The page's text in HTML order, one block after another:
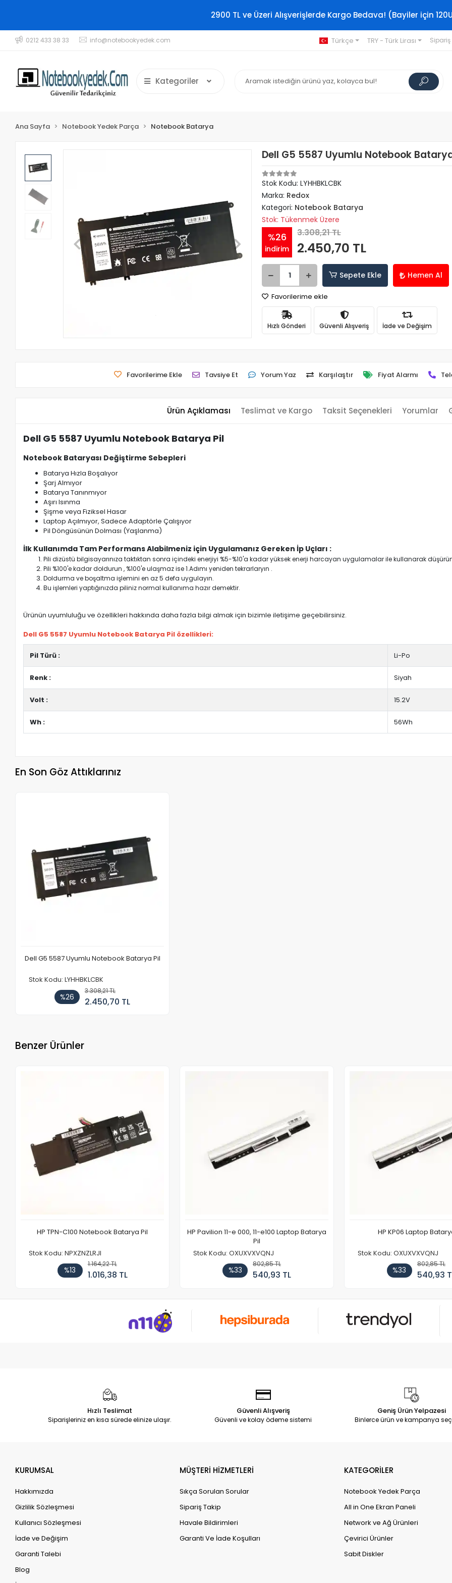
2900 TL ve Üzeri Alışverişlerde Kargo Bedava! (Bayiler için
0212 433 38 33 info@notebookyedek.com Türkçe TRY - Türk Lirası
Kategoriler
Ana Sayfa Notebook Yedek Parça Notebook Batarya
Dell G5 5587 Uyumlu Notebook
Stok Kodu: LYHHBKLCBK
Marka: Redox
Kategori: Notebook Batarya
Stok: Tükenmek Üzere
%26
indirim
3.308,21 TL
2.450,70 TL
Sepete Ekle Hemen Al
Favorilerime ekle
Hızlı Gönderi Güvenli Alışveriş İade ve Değişim
Favorilerime Ekle Tavsiye Et Yorum Yaz Karşılaştır Fiyat Alarmı
Ürün Açıklaması Teslimat ve Kargo Taksit Seçenekleri Yorumlar
Dell G5 5587 Uyumlu Notebook Batarya Pil
Notebook Bataryası Değiştirme Sebepleri
Batarya Hızla Boşalıyor
Şarj Almıyor
Batarya Tanınmıyor
Aşırı Isınma
Şişme veya Fiziksel Hasar
Laptop Açılmıyor, Sadece Adaptörle Çalışıyor
Pil Döngüsünün Dolması (Yaşlanma)
İlk Kullanımda Tam Performans Alabilmeniz için Uygulamanız Gereken İp Uçları :
Pili dizüstü bilgisayarınıza taktıktan sonra içindeki enerjiyi %5-%10'a kadar yüksek enerji harcayan uygulamalar ile kullanarak
Pili %100'e kadar doldurun , %100'e ulaşmaz ise 1.Adımı yeniden tekrarlaryın .
Doldurma ve boşaltma işlemini en az 5 defa uygulayın.
Bu işlemleri yaptığınızda piliniz normal kullanıma hazır demektir.
Ürünün uyumluluğu ve özellikleri hakkında daha fazla bilgi almak için bizimle iletişime geçebilirsiniz.
Dell G5 5587 Uyumlu Notebook Batarya Pil özellikleri:
Pil Türü : Li-Po
Renk : Siyah
Volt : 15.2V
Wh : 56Wh
En Son Göz Attıklarınız
Dell G5 5587 Uyumlu Notebook Batarya Pil
Stok Kodu: LYHHBKLCBK
%26
3.308,21 TL
2.450,70 TL
Benzer Ürünler
HP TPN-C100 Notebook Batarya Pil
Stok Kodu: NPXZNZLRJI
%13
1.164,22 TL
1.016,38 TL
HP Pavilion 11-e 000, 11-e100 Laptop Batarya
Pil
Stok Kodu: OXUXVXVQNJ
%33
802,85 TL
540,93 TL
HP KP06 Laptop
Stok Kodu: OXUXVXVQNJ
%33
802,85 TL
540,93
Hızlı Teslimat
Siparişleriniz en kısa sürede elinize ulaşır.
Güvenli Alışveriş
Güvenli ve kolay ödeme sistemi
Geniş Ürün Yelpazesi
Binlerce ürün ve kampanya
KURUMSAL
Hakkımızda
Gizlilik Sözleşmesi
Kullanıcı Sözleşmesi
İade ve Değişim
Garanti Talebi
Blog
MÜŞTERİ HİZMETLERİ
Sıkça Sorulan Sorular
Sipariş Takip
Havale Bildirimleri
Garanti Ve İade Koşulları
KATEGORİLER
Notebook Yedek Parça
All in One Ekran Paneli
Network ve Ağ Ürünleri
Çevirici Ürünler
Sabit Diskler